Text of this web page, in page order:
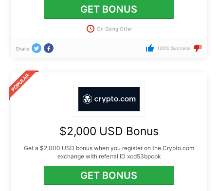
GET BONUS
On Going Offer
Share 100% Success
$2,000 USD Bonus
Get a $2,000 USD bonus when you register on the Crypto.com
exchange with referral ID xcd53bpcpk
GET BONUS